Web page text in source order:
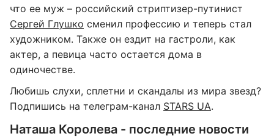
что ее муж – российский стриптизер-путинист
Сергей Глушко сменил профессию и теперь стал
художником. Также он ездит на гастроли, как
актер, а певица часто остается дома в
одиночестве.
Любишь слухи, сплетни и скандалы из мира звезд?
Подпишись на телеграм-канал STARS UA.
Наташа Королева - последние новости